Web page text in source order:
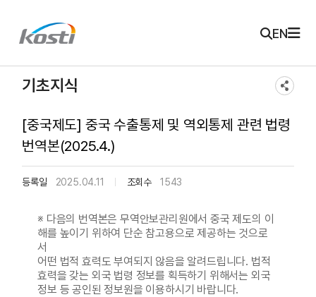
KOSTI 메인 페이지로 이동 EN
기초지식
[중국제도] 중국 수출통제 및 역외통제 관련 법령
번역본(2025.4.)
등록일 2025.04.11 조회수 1543
※ 다음의 번역본은 무역안보관리원에서 중국 제도의 이
해를 높이기 위하여 단순 참고용으로 제공하는 것으로
서
어떤 법적 효력도 부여되지 않음을 알려드립니다. 법적
효력을 갖는 외국 법령 정보를 획득하기 위해서는 외국
정보 등 공인된 정보원을 이용하시기 바랍니다.